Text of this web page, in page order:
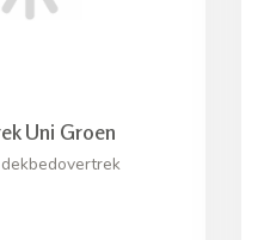
Uni Groen